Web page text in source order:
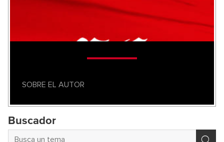
SOBRE EL AUTOR
Buscador